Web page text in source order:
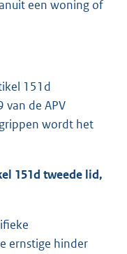
een woning of
151d
van de APV
wordt het
151d tweede lid,
ernstige hinder